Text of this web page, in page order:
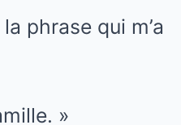
phrase qui m’a
»